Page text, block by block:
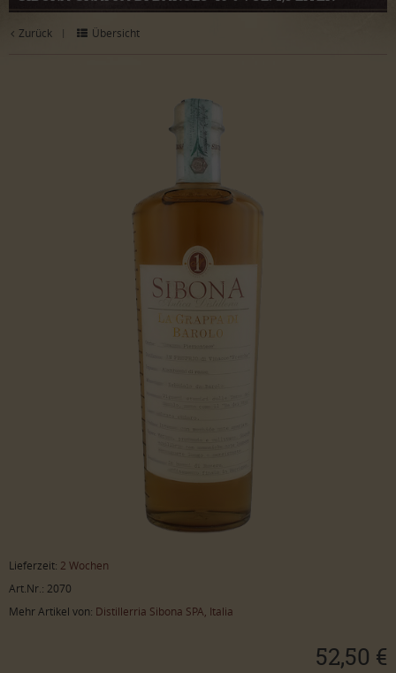
Zurück | Übersicht
Lieferzeit: 2 Wochen
Art.Nr.: 2070
Mehr Artikel von: Distillerria Sibona SPA, Italia
52,50 €